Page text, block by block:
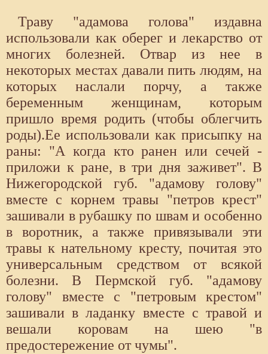
Траву "адамова голова" издавна
использовали как оберег и лекарство от
многих болезней. Отвар из нее в
некоторых местах давали пить людям, на
которых наслали порчу, а также
беременным женщинам, которым
пришло время родить (чтобы облегчить
роды).Ее использовали как присыпку на
раны: "А когда кто ранен или сечей -
приложи к ране, в три дня заживет". В
Нижегородской губ. "адамову голову"
вместе с корнем травы "петров крест"
зашивали в рубашку по швам и особенно
в воротник, а также привязывали эти
травы к нательному кресту, почитая это
универсальным средством от всякой
болезни. В Пермской губ. "адамову
голову" вместе с "петровым крестом"
зашивали в ладанку вместе с травой и
вешали коровам на шею "в
предостережение от чумы".